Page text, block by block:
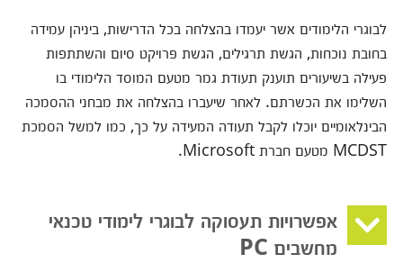
לבוגרי הלימודים אשר יעמדו בהצלחה בכל הדרישות, ביניהן עמידה
בחובת נוכחות, הגשת תרגילים, הגשת פרויקט סיום והשתתפות
פעילה בשיעורים תוענק תעודת גמר מטעם המוסד הלימודי בו
השלימו את הכשרתם. לאחר שיעברו בהצלחה את מבחני ההסמכה
הבינלאומיים יוכלו לקבל תעודה המעידה על כך, כמו למשל הסמכת
MCDST מטעם חברת Microsoft.
אפשרויות תעסוקה לבוגרי לימודי טכנאי
מחשבים PC